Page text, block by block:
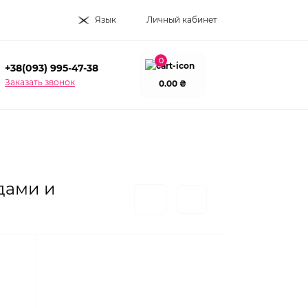
Язык Личный кабинет
+38(093) 995-47-38
Заказать звонок
0
0.00 ₴
и